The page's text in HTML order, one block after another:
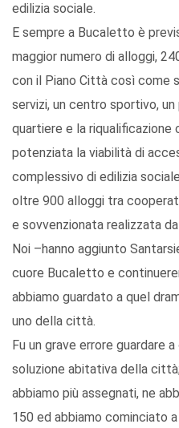
edilizia sociale.
E sempre a Bucaletto è
maggior numero di alloggi,
con il Piano Città così come
servizi, un centro sportivo, un
quartiere e la
potenziata la viabilità di
complessivo di edilizia
oltre 900 alloggi tra
e sovvenzionata realizzata
Noi –hanno aggiunto
cuore Bucaletto e
abbiamo guardato a quel
uno della città.
Fu un grave errore guardare
soluzione abitativa della
abbiamo più assegnati, ne
150 ed abbiamo cominciato